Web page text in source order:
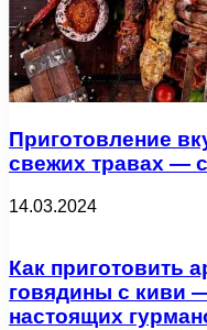
Приготовление
свежих травах —
14.03.2024
Как приготовить
говядины с киви
настоящих